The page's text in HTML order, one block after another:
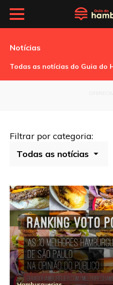
Notícias
Todas as notícias do Guia do
Filtrar por categoria: